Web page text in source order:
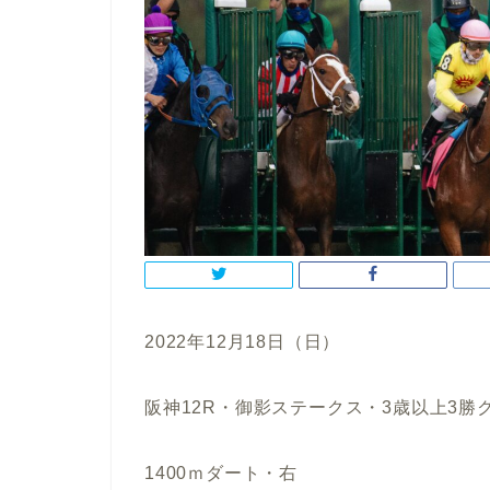
2022年12月18日（日）
阪神12R・御影ステークス・3歳以上3勝
1400ｍダート・右